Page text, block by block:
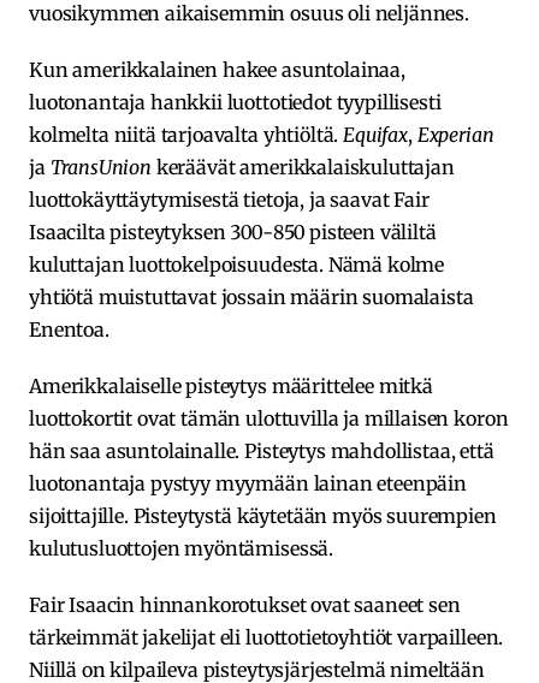
vuosikymmen aikaisemmin osuus oli neljännes.
Kun amerikkalainen hakee asuntolainaa,
luotonantaja hankkii luottotiedot tyypillisesti
kolmelta niitä tarjoavalta yhtiöltä.Equifax, Experian
ja TransUnion keräävät amerikkalaiskuluttajan
luottokäyttäytymisestä tietoja, ja saavat Fair
Isaacilta pisteytyksen 300-850 pisteen väliltä
kuluttajan luottokelpoisuudesta. Nämä kolme
yhtiötä muistuttavat jossain määrin suomalaista
Enentoa.
Amerikkalaiselle pisteytys määrittelee mitkä
luottokortit ovat tämän ulottuvilla ja millaisen koron
hän saa asuntolainalle. Pisteytys mahdollistaa, että
luotonantaja pystyy myymään lainan eteenpäin
sijoittajille. Pisteytystä käytetään myös suurempien
kulutusluottojen myöntämisessä.
Fair Isaacin hinnankorotukset ovat saaneet sen
tärkeimmät jakelijat eli luottotietoyhtiöt varpailleen.
Niillä on kilpaileva pisteytysjärjestelmä nimeltään